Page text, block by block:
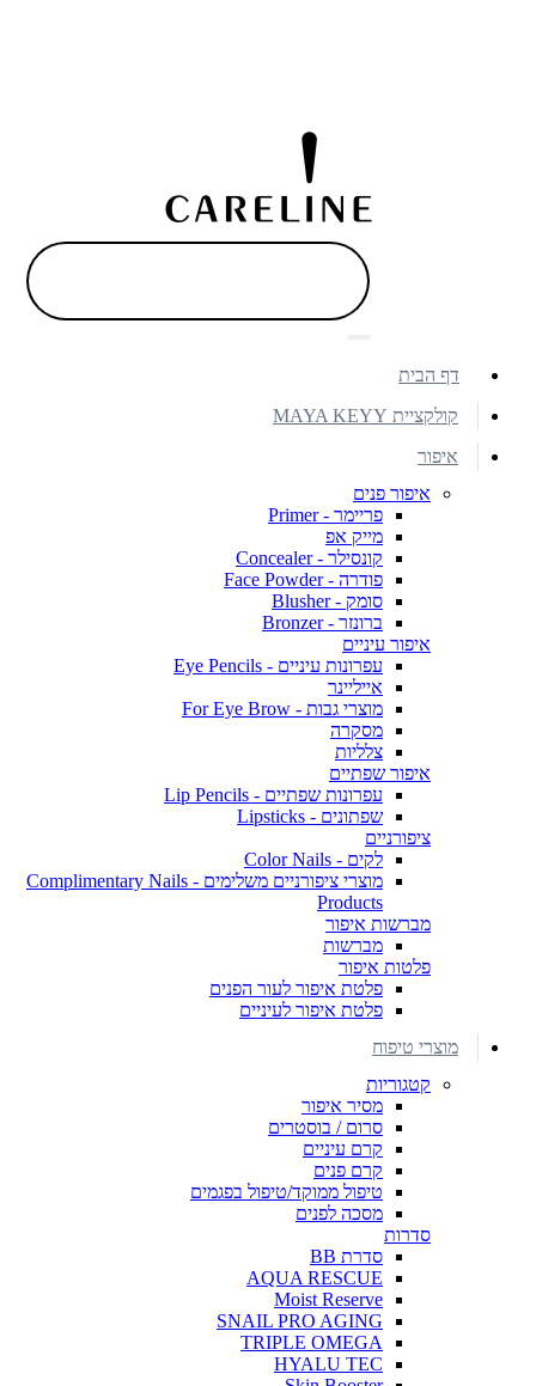
דף הבית
קולקציית MAYA KEYY
איפור
איפור פנים
פריימר - Primer
מייק אפ
קונסילר - Concealer
פודרה - Face Powder
סומק - Blusher
ברונזר - Bronzer
איפור עיניים
עפרונות עיניים - Eye Pencils
אייליינר
מוצרי גבות - For Eye Brow
מסקרה
צלליות
איפור שפתיים
עפרונות שפתיים - Lip Pencils
שפתונים - Lipsticks
ציפורניים
לקים - Color Nails
מוצרי ציפורניים משלימים - Complimentary Nails
Products
מברשות איפור
מברשות
פלטות איפור
פלטת איפור לעור הפנים
פלטת איפור לעיניים
מוצרי טיפוח
קטגוריות
מסיר איפור
סרום / בוסטרים
קרם עיניים
קרם פנים
טיפול ממוקד/טיפול בפגמים
מסכה לפנים
סדרות
סדרת BB
AQUA RESCUE
Moist Reserve
SNAIL PRO AGING
TRIPLE OMEGA
HYALU TEC